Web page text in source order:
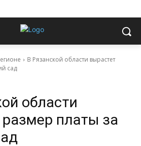
В Рязанской области вырастет
сад
области
платы за